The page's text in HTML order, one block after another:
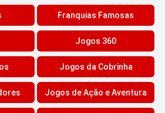
Franquias Famosas
Jogos 360
Jogos da Cobrinha
Jogos de Ação e Aventura